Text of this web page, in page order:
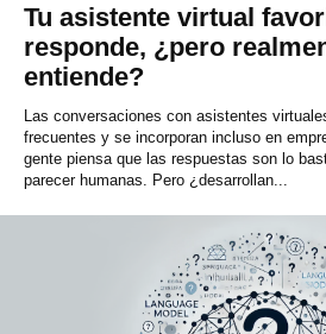
Tu asistente virtual
responde, ¿pero
entiende?
Las conversaciones con asistentes
frecuentes y se incorporan incluso en
gente piensa que las respuestas son lo
parecer humanas. Pero ¿desarrollan...